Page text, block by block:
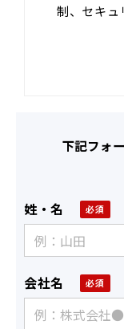
制、セキュ
下記フォ
姓・名
会社名